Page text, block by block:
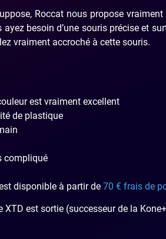
Roccat nous propose
ayez besoin d’une souris précise et
vraiment accroché à cette souris.
est vraiment excellent
de plastique
compliqué
disponible à partir de 70 € frais de
est sortie (successeur de la